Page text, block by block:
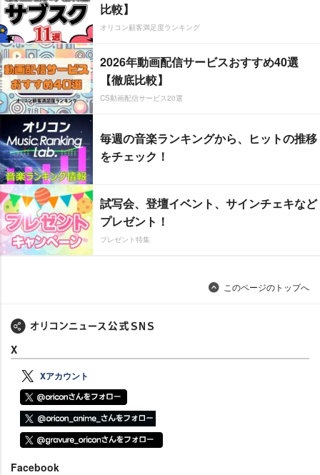
比較】
オリコン顧客満足度ランキング
2026年動画配信サービスおすすめ40選
【徹底比較】
CS動画配信サービス20選
毎週の音楽ランキングから、ヒットの推移
をチェック！
試写会、登壇イベント、サインチェキなど
プレゼント！
プレゼント特集
このページのトップへ
X
Xアカウント
Facebook